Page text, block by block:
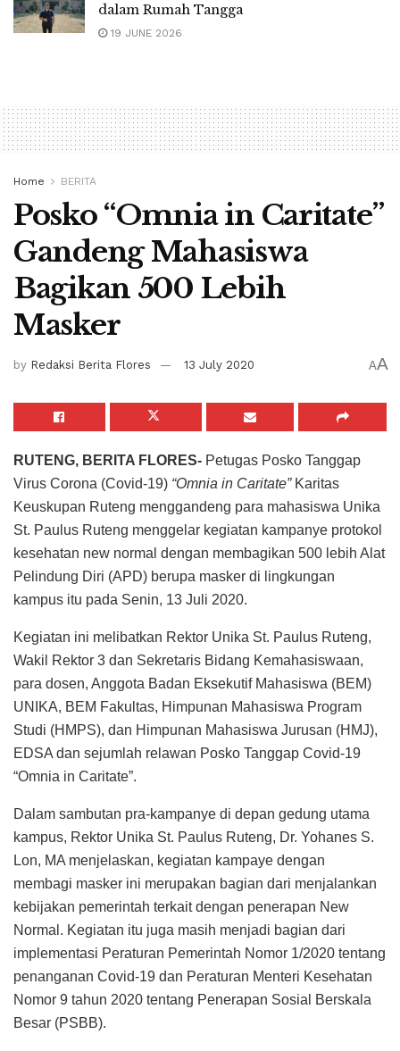
dalam Rumah Tangga
19 JUNE 2026
Home BERITA
Posko “Omnia in Caritate”
Gandeng Mahasiswa
Bagikan 500 Lebih
Masker
by Redaksi Berita Flores 13 July 2020 AA
RUTENG, BERITA FLORES- Petugas Posko Tanggap
Virus Corona (Covid-19) “Omnia in Caritate” Karitas
Keuskupan Ruteng menggandeng para mahasiswa Unika
St. Paulus Ruteng menggelar kegiatan kampanye protokol
kesehatan new normal dengan membagikan 500 lebih Alat
Pelindung Diri (APD) berupa masker di lingkungan
kampus itu pada Senin, 13 Juli 2020.
Kegiatan ini melibatkan Rektor Unika St. Paulus Ruteng,
Wakil Rektor 3 dan Sekretaris Bidang Kemahasiswaan,
para dosen, Anggota Badan Eksekutif Mahasiswa (BEM)
UNIKA, BEM Fakultas, Himpunan Mahasiswa Program
Studi (HMPS), dan Himpunan Mahasiswa Jurusan (HMJ),
EDSA dan sejumlah relawan Posko Tanggap Covid-19
“Omnia in Caritate”.
Dalam sambutan pra-kampanye di depan gedung utama
kampus, Rektor Unika St. Paulus Ruteng, Dr. Yohanes S.
Lon, MA menjelaskan, kegiatan kampaye dengan
membagi masker ini merupakan bagian dari menjalankan
kebijakan pemerintah terkait dengan penerapan New
Normal. Kegiatan itu juga masih menjadi bagian dari
implementasi Peraturan Pemerintah Nomor 1/2020 tentang
penanganan Covid-19 dan Peraturan Menteri Kesehatan
Nomor 9 tahun 2020 tentang Penerapan Sosial Berskala
Besar (PSBB).